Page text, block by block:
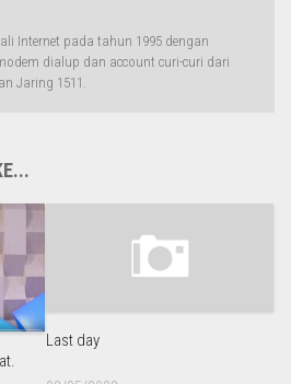
Internet pada tahun 1995 dengan
dialup dan account curi-curi dari
Jaring 1511.
Last day